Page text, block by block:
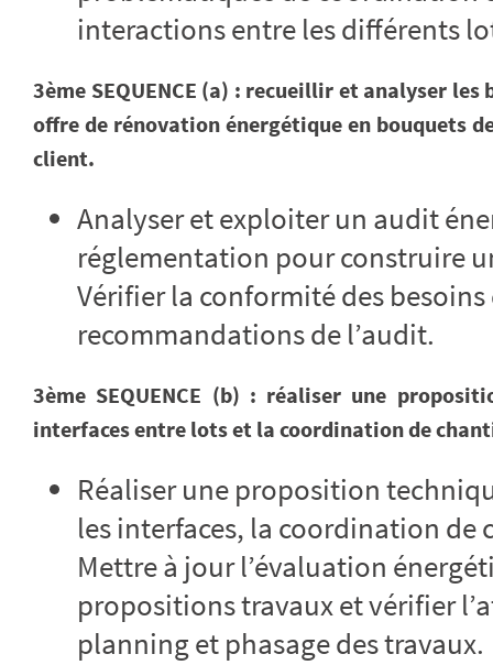
interactions entre les différents
3ème SEQUENCE (a) : recueillir et analyser
offre de rénovation énergétique en bouquets
client.
Analyser et exploiter un audit
réglementation pour construire
Vérifier la conformité des
recommandations de l’audit.
3ème SEQUENCE (b) : réaliser une
interfaces entre lots et la coordination de
Réaliser une proposition
les interfaces, la coordination
Mettre à jour l’évaluation
propositions travaux et vérifier
planning et phasage des travaux.